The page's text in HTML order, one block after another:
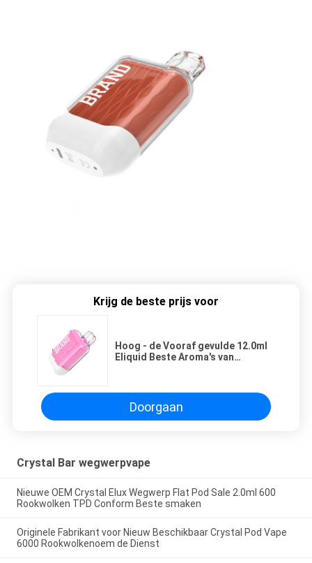
Krijg de beste prijs voor
Hoog - de Vooraf gevulde 12.0ml
Eliquid Beste Aroma's van
Doorgaan
Crystal Bar wegwerpvape
Nieuwe OEM Crystal Elux Wegwerp Flat Pod Sale 2.0ml 600
Rookwolken TPD Conform Beste smaken
Originele Fabrikant voor Nieuw Beschikbaar Crystal Pod Vape
6000 Rookwolkenoem de Dienst